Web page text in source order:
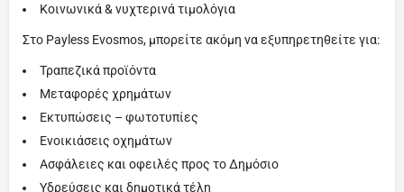
Κοινωνικά & νυχτερινά τιμολόγια
Στο Payless Evosmos, μπορείτε ακόμη να εξυπηρετηθείτε για:
Τραπεζικά προϊόντα
Μεταφορές χρημάτων
Εκτυπώσεις – φωτοτυπίες
Ενοικιάσεις οχημάτων
Ασφάλειες και οφειλές προς το Δημόσιο
Υδρεύσεις και δημοτικά τέλη